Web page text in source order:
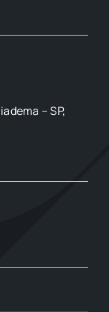
– SP,